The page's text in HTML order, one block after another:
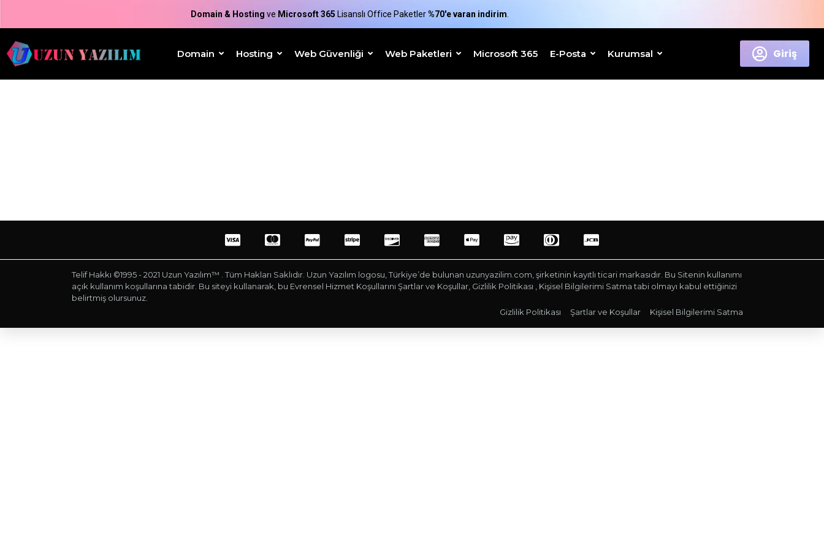
Domain & Hosting ve Microsoft 365 Lisanslı Office Paketler%70'e varan indirim
Domain Hosting Web Güvenliği Web Paketleri Microsoft 365 E-Posta Kurumsal Giriş
Telif Hakkı ©1995 - 2021 Uzun Yazılım™ . Tüm Hakları Saklıdır. Uzun Yazılım logosu, Türkiye’de bulunan uzunyazilim.com, şirketinin kayıtlı ticari markasıdır. Bu Sitenin kullanımı
açık kullanım koşullarına tabidir. Bu siteyi kullanarak, bu Evrensel Hizmet Koşullarını Şartlar ve Koşullar, Gizlilik Politikası , Kişisel Bilgilerimi Satma tabi olmayı kabul ettiğinizi
belirtmiş olursunuz.
Gizlilik Politikası
Şartlar ve Koşullar Kişisel Bilgilerimi Satma